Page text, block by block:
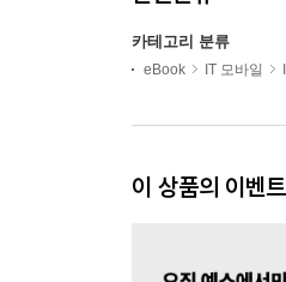
카테고리 분류
eBook IT 모바일
이 상품의 이벤트